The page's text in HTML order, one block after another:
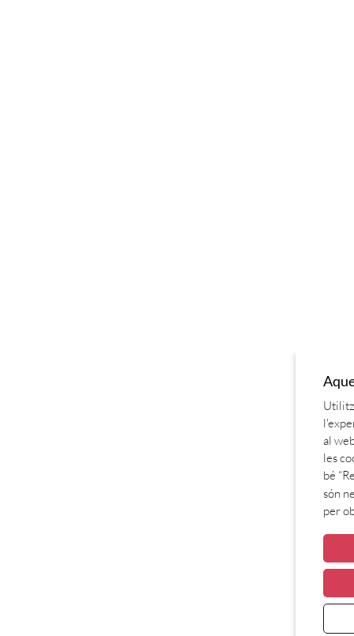
al
les
bé
són
per